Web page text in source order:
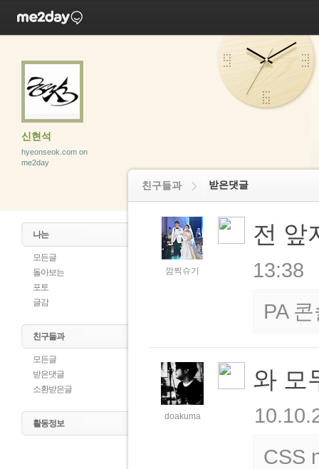
신현석
hyeonseok.com on
me2day
나는
모든글
돌아보는
포토
글감
친구들과
모든글
받은댓글
소환받은글
활동정보
친구들과 받은댓글
깜찍슈기
전 앞
13:38
PA
doakuma
와 모
CSS